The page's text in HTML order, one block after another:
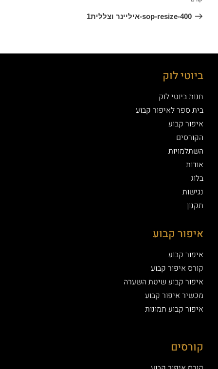
sop-resize-400-איליינר וצללית1
ביוטי לוק
חנות ביוטי לוק
בית ספר לאיפור קבוע
איפור קבוע
הקורסים
השתלמויות
אודות
בלוג
נגישות
תקנון
איפור קבוע
איפור קבוע
קורס איפור קבוע
איפור קבוע שיטת השערה
מכשיר איפור קבוע
איפור קבוע תמונות
קורסים